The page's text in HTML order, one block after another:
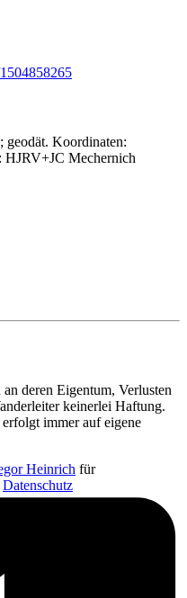
Koordinaten:
HJRV+JC Mechernich
deren Eigentum, Verlusten
keinerlei Haftung.
immer auf eigene
Heinrich für
Datenschutz